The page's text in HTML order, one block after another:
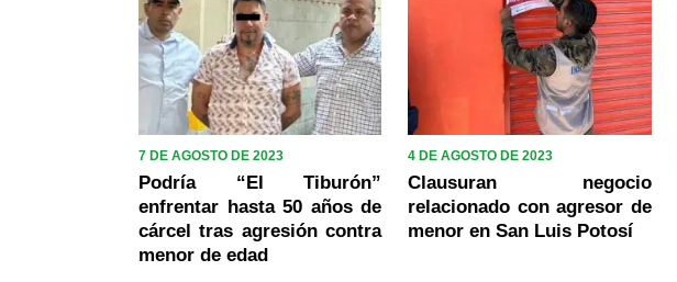
7 DE AGOSTO DE 2023
Podría “El Tiburón”
enfrentar hasta 50 años de
cárcel tras agresión contra
menor de edad
4 DE AGOSTO DE 2023
Clausuran negocio
relacionado con agresor de
menor en San Luis Potosí